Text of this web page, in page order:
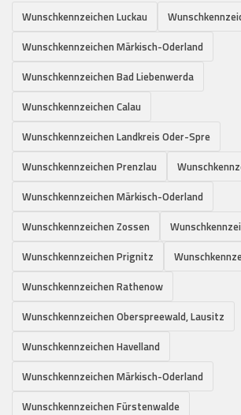
Wunschkennzeichen Luckau
Wunschkennzeichen Märkisch-Oderland
Wunschkennzeichen Bad Liebenwerda
Wunschkennzeichen Calau
Wunschkennzeichen Landkreis Oder-Spre
Wunschkennzeichen Prenzlau
Wunschkennzeichen Märkisch-Oderland
Wunschkennzeichen Zossen
Wunschkennzeichen Prignitz
Wunschkennzeichen Rathenow
Wunschkennzeichen Oberspreewald, Lausitz
Wunschkennzeichen Havelland
Wunschkennzeichen Märkisch-Oderland
Wunschkennzeichen Fürstenwalde